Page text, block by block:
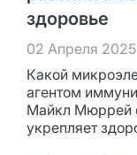
здоровье
02 Апреля 2025
Какой
агентом
Майкл Мюррей
укрепляет